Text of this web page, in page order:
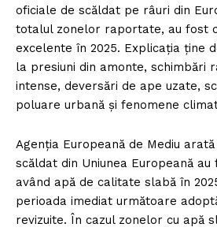
oficiale de scăldat pe râuri din
totalul zonelor raportate, au fost
excelente în 2025. Explicația ține
la presiuni din amonte, schimbări
intense, deversări de ape uzate,
poluare urbană și fenomene
Agenția Europeană de Mediu
scăldat din Uniunea Europeană
având apă de calitate slabă în
perioada imediat următoare
revizuite. În cazul zonelor cu apă